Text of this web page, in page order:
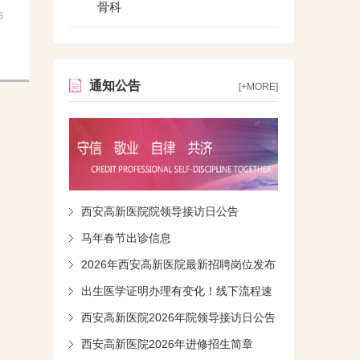
骨科
通知公告 [+MORE]
西安高新医院院领导接访日公告
马年春节出诊信息
2026年西安高新医院最新招聘岗位发布
出生医学证明办理有变化！线下流程速
知！
西安高新医院2026年院领导接访日公告
西安高新医院2026年进修招生简章